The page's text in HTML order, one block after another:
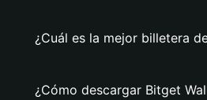
¿Cuál es la mejor billetera
¿Cómo descargar Bitget